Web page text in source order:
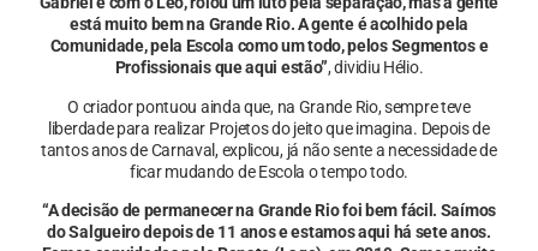
está muito bem na Grande Rio. A gente é acolhido pela
Comunidade, pela Escola como um todo, pelos Segmentos e
Profissionais que aqui estão”, dividiu Hélio.
O criador pontuou ainda que, na Grande Rio, sempre teve
liberdade para realizar Projetos do jeito que imagina. Depois de
tantos anos de Carnaval, explicou, já não sente a necessidade de
ficar mudando de Escola o tempo todo.
“A decisão de permanecer na Grande Rio foi bem fácil. Saímos
do Salgueiro depois de 11 anos e estamos aqui há sete anos.